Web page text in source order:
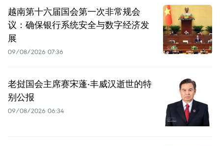
越南第十六届国会第一次非常规会
议：确保银行系统安全与数字经济发
展
09/08/2026 07:36
老挝国会主席赛宋蓬·丰威汉逝世的特
别公报
09/08/2026 06:34